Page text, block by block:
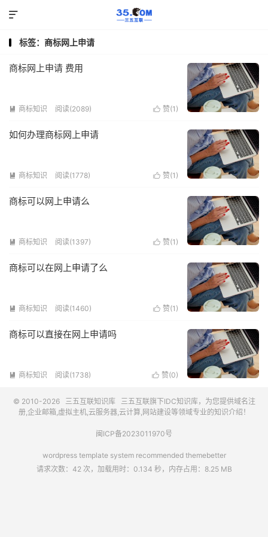

标签：商标网上申请
商标网上申请 费用
 商标知识 阅读(2089)  赞(1 )
如何办理商标网上申请
 商标知识 阅读(1778)  赞(1 )
商标可以网上申请么
 商标知识 阅读(1397)  赞(1 )
商标可以在网上申请了么
 商标知识 阅读(1460)  赞(1 )
商标可以直接在网上申请吗
 商标知识 阅读(1738)  赞(0)
© 2010-2026 三五互联知识库 三五互联旗下IDC知识库，为您提供域名注
册,企业邮箱,虚拟主机,云服务器,云计算,网站建设等领域专业的知识介绍！
闽ICP备2023011970号
wordpress template system recommended themebetter
请求次数：42 次，加载用时：0.134 秒，内存占用：8.25 MB